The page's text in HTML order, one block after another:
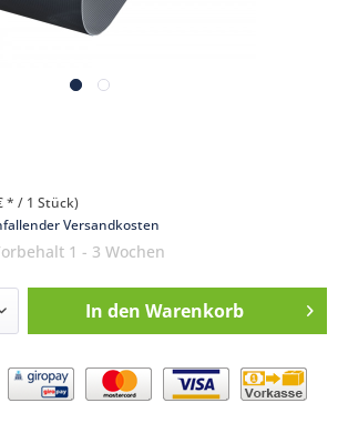
* / 1 Stück)
Versandkosten
1 - 3 Wochen
In den Warenkorb